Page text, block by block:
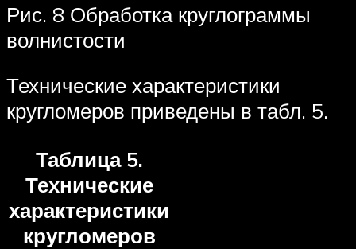
Рис. 8 Обработка круглограммы
волнистости
Технические характеристики
кругломеров приведены в табл. 5.
Таблица 5.
Технические
характеристики
кругломеров